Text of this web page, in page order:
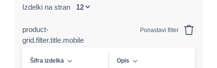
Izdelki na stran
product-
grid.filter.title.mobile
Ponastavi filter
Šifra izdelka Opis